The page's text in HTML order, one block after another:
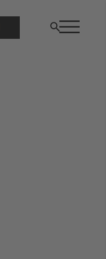
Suchfeld